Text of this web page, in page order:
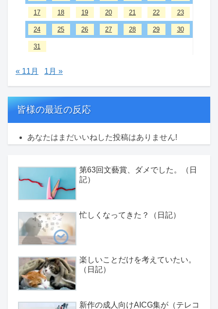
17 18 19 20 21 22 23
24 25 26 27 28 29 30
31
« 11月 1月 »
皆様の最近の反応
あなたはまだいいねした投稿はありません!
第63回文藝賞、ダメでした。（日
記）
忙しくなってきた？（日記）
楽しいことだけを考えていたい。
（日記）
新作の成人向けAICG集が（テレコ